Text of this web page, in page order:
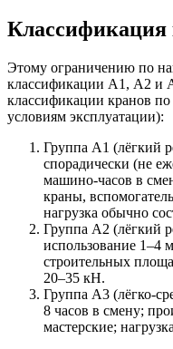
Классификация
Этому ограничению по
классификации А1, А2 и
классификации кранов
условиям эксплуатации):
Группа А1 (лёгкий
спорадически (не
машино-часов в
краны,
нагрузка обычно
Группа А2 (лёгкий
использование 1–4
строительных
20–35 кН.
Группа А3 (лёгко-
8 часов в смену;
мастерские;